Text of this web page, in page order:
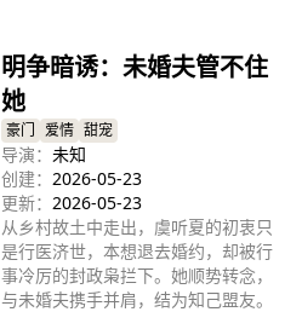
明争暗诱：未婚夫管不住
她
豪门 爱情 甜宠
导演： 未知
创建： 2026-05-23
更新： 2026-05-23
从乡村故土中走出，虞听夏的初衷只
是行医济世，本想退去婚约，却被行
事冷厉的封政枭拦下。她顺势转念，
与未婚夫携手并肩，结为知己盟友。